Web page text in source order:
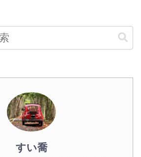
すい喬